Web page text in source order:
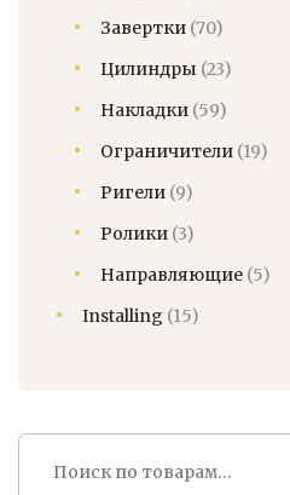
Завертки (70)
Цилиндры (23)
Накладки (59)
Ограничители (19)
Ригели (9)
Ролики (3)
Направляющие (5)
Installing (15)
Искать: